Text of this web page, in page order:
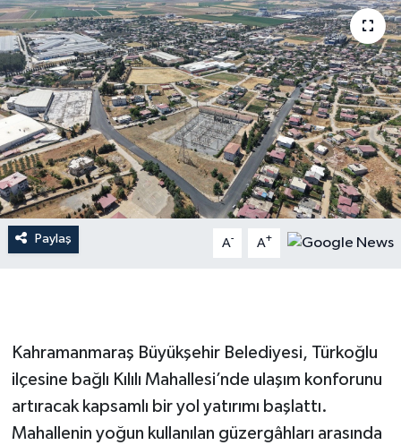
Paylaş A- A+
Kahramanmaraş Büyükşehir Belediyesi, Türkoğlu
ilçesine bağlı Kılılı Mahallesi’nde ulaşım konforunu
artıracak kapsamlı bir yol yatırımı başlattı.
Mahallenin yoğun kullanılan güzergâhları arasında
İLÇE HABERLERİ
KÜLTÜR-SANAT
KSÜ
DÜNYA
ROPORTAJ
YEREL YÖNETİM
MEDYA